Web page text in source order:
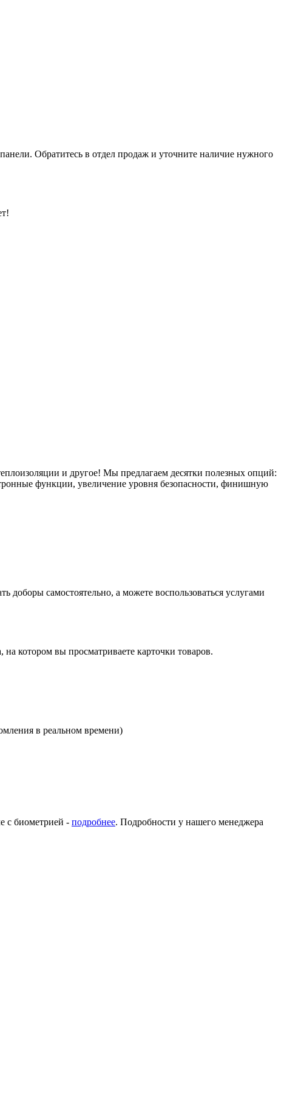
Обратитесь в отдел продаж и уточните наличие нужного
и другое! Мы предлагаем десятки полезных опций:
функции, увеличение уровня безопасности, финишную
самостоятельно, а можете воспользоваться услугами
котором вы просматриваете карточки товаров.
в реальном времени)
с биометрией - подробнее. Подробности у нашего менеджера